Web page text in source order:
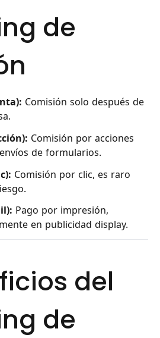
de
Comisión solo después de
Comisión por acciones
de formularios.
Comisión por clic, es raro
Pago por impresión,
en publicidad display.
del
de